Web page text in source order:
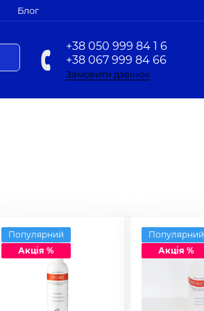
Блог
+38 050 999 84 1 6
+38 067 999 84 66
Замовити дзвінок
Популярний
Акція %
Популярний
Акція %